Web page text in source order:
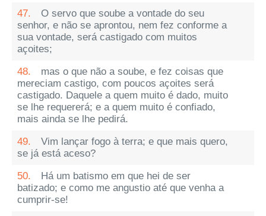
47.
O servo que soube a vontade do seu
senhor, e não se aprontou, nem fez conforme a
sua vontade, será castigado com muitos
açoites;
48.
mas o que não a soube, e fez coisas que
mereciam castigo, com poucos açoites será
castigado. Daquele a quem muito é dado, muito
se lhe requererá; e a quem muito é confiado,
mais ainda se lhe pedirá.
49.
Vim lançar fogo à terra; e que mais quero,
se já está aceso?
50.
Há um batismo em que hei de ser
batizado; e como me angustio até que venha a
cumprir-se!